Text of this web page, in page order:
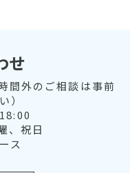
せ
間外のご相談は事前
）
18:00
、祝日
ス